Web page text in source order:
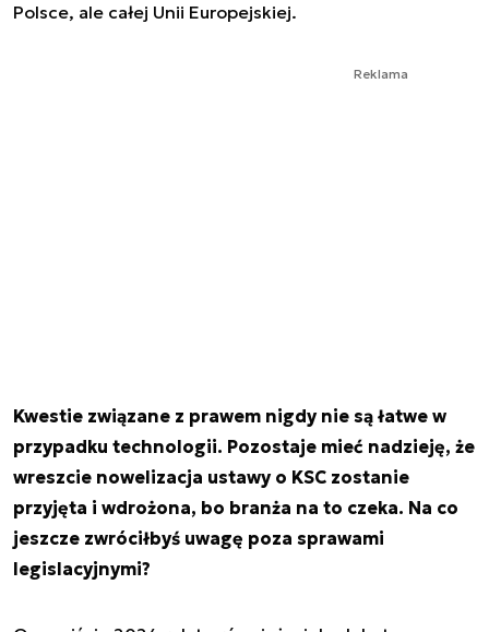
Polsce, ale całej Unii Europejskiej.
Reklama
Kwestie związane z prawem nigdy nie są łatwe w
przypadku technologii. Pozostaje mieć nadzieję, że
wreszcie nowelizacja ustawy o KSC zostanie
przyjęta i wdrożona, bo branża na to czeka. Na co
jeszcze zwróciłbyś uwagę poza sprawami
legislacyjnymi?